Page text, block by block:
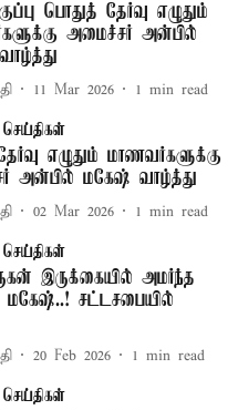
பொதுத் தேர்வு எழுதும்
அமைச்சர் அன்பில்
11 Mar 2026 1 min read
எழுதும் மாணவர்களுக்கு
அன்பில் மகேஷ் வாழ்த்து
02 Mar 2026 1 min read
இருக்கையில் அமர்ந்த
மகேஷ்..! சட்டசபையில்
20 Feb 2026 1 min read